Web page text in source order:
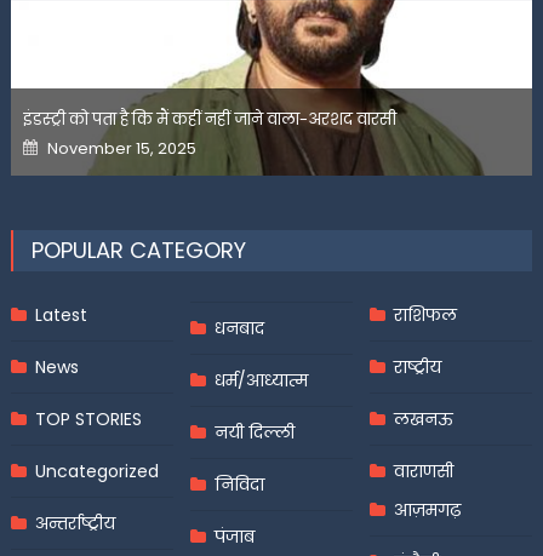
इंडस्ट्री को पता है कि मैं कहीं नहीं जाने वाला-अरशद वारसी
Posted
on
November 15, 2025
POPULAR CATEGORY
Latest
News
TOP STORIES
Uncategorized
अन्तर्राष्ट्रीय
धनबाद
धर्म/आध्यात्म
नयी दिल्ली
निविदा
पंजाब
राशिफल
राष्ट्रीय
लखनऊ
वाराणसी
आज़मगढ़